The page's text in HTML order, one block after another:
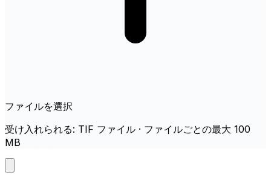
ファイルを選択
受け入れられる: TIF ファイル · ファイルごとの最大 100
MB